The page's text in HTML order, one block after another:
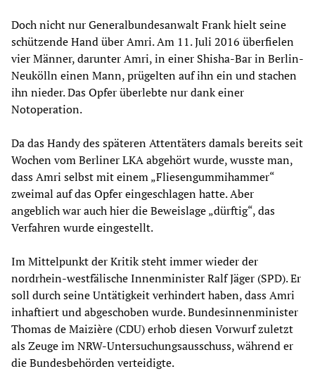
Doch nicht nur Generalbundesanwalt Frank hielt seine
schützende Hand über Amri. Am 11. Juli 2016 überfielen
vier Männer, darunter Amri, in einer Shisha-Bar in Berlin-
Neukölln einen Mann, prügelten auf ihn ein und stachen
ihn nieder. Das Opfer überlebte nur dank einer
Notoperation.
Da das Handy des späteren Attentäters damals bereits seit
Wochen vom Berliner LKA abgehört wurde, wusste man,
dass Amri selbst mit einem „Fliesengummihammer“
zweimal auf das Opfer eingeschlagen hatte. Aber
angeblich war auch hier die Beweislage „dürftig“, das
Verfahren wurde eingestellt.
Im Mittelpunkt der Kritik steht immer wieder der
nordrhein-westfälische Innenminister Ralf Jäger (SPD). Er
soll durch seine Untätigkeit verhindert haben, dass Amri
inhaftiert und abgeschoben wurde. Bundesinnenminister
Thomas de Maizière (CDU) erhob diesen Vorwurf zuletzt
als Zeuge im NRW-Untersuchungsausschuss, während er
die Bundesbehörden verteidigte.